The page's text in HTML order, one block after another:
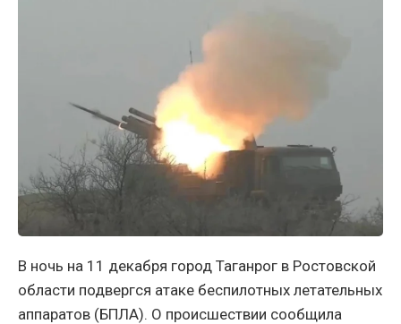
В ночь на 11 декабря город Таганрог в Ростовской
области подвергся атаке беспилотных летательных
аппаратов (БПЛА). О происшествии сообщила